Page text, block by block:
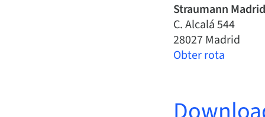
Straumann
C. Alcalá 544
28027 Madrid
Obter rota